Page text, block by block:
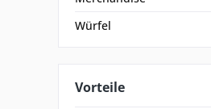
Würfel
Vorteile